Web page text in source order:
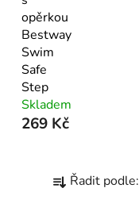
opěrkou
Bestway
Swim
Safe
Step
Skladem
269 Kč
a Řadit podle: